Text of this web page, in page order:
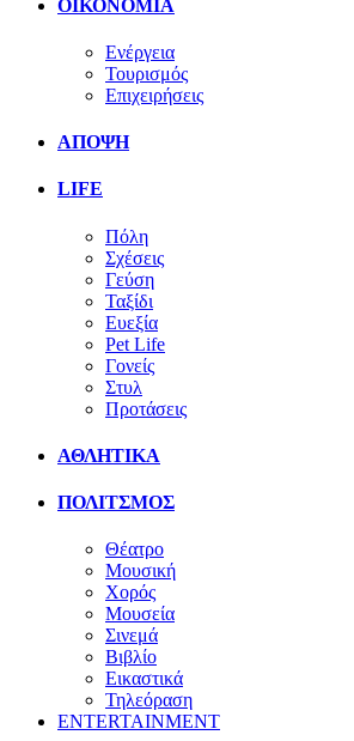
ΟΙΚΟΝΟΜΙΑ
Ενέργεια
Τουρισμός
Επιχειρήσεις
ΑΠΟΨΗ
LIFE
Πόλη
Σχέσεις
Γεύση
Ταξίδι
Ευεξία
Pet Life
Γονείς
Στυλ
Προτάσεις
ΑΘΛΗΤΙΚΑ
ΠΟΛΙΤΣΜΟΣ
Θέατρο
Μουσική
Χορός
Μουσεία
Σινεμά
Βιβλίο
Εικαστικά
Τηλεόραση
ENTERTAINMENT